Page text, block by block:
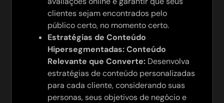
clientes sejam encontrados pelo
público certo, no momento certo.
Estratégias de Conteúdo
Hipersegmentadas: Conteúdo
Relevante que Converte: Desenvolva
estratégias de conteúdo personalizadas
para cada cliente, considerando suas
personas, seus objetivos de negócio e